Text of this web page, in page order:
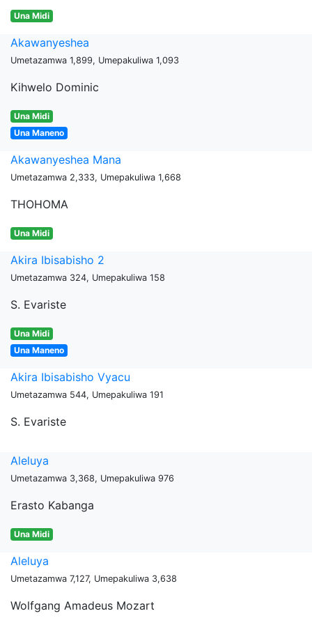
Una Midi
Akawanyeshea
Umetazamwa 1,899, Umepakuliwa 1,093
Kihwelo Dominic
Una Midi
Una Maneno
Akawanyeshea Mana
Umetazamwa 2,333, Umepakuliwa 1,668
THOHOMA
Una Midi
Akira Ibisabisho 2
Umetazamwa 324, Umepakuliwa 158
S. Evariste
Una Midi
Una Maneno
Akira Ibisabisho Vyacu
Umetazamwa 544, Umepakuliwa 191
S. Evariste
Aleluya
Umetazamwa 3,368, Umepakuliwa 976
Erasto Kabanga
Una Midi
Aleluya
Umetazamwa 7,127, Umepakuliwa 3,638
Wolfgang Amadeus Mozart